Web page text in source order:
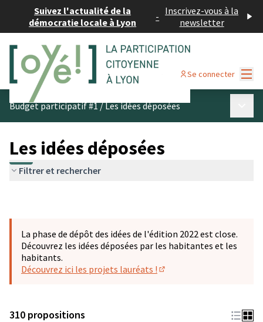
Suivez l'actualité de la
démocratie locale à Lyon
- Inscrivez-vous à la
newsletter
Se connecter
Budget participatif #1/Les idées déposées
Les idées déposées
Filtrer et rechercher
La phase de dépôt des idées de l'édition 2022 est close.
Découvrez les idées déposées par les habitantes et les
habitants.
Découvrez ici les projets lauréats !
310 propositions